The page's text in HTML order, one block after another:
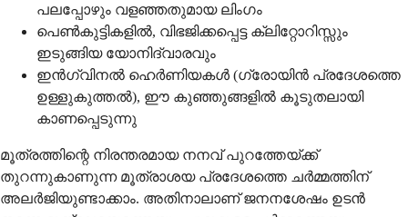
പലപ്പോഴും വളഞ്ഞതുമായ ലിംഗം
പെണ്‍കുട്ടികളില്‍, വിഭജിക്കപ്പെട്ട ക്ലിറ്റോറിസ്സും
ഇടുങ്ങിയ യോനിദ്വാരവും
ഇന്‍ഗ്വിനല്‍ ഹെര്‍ണിയകള്‍ (ഗ്രോയിന്‍ പ്രദേശത്തെ
ഉള്ളുകുത്തല്‍), ഈ കുഞ്ഞുങ്ങളില്‍ കൂടുതലായി
കാണപ്പെടുന്നു
മൂത്രത്തിന്റെ നിരന്തരമായ നനവ് പുറത്തേയ്ക്ക്
തുറന്നുകാണുന്ന മൂത്രാശയ പ്രദേശത്തെ ചര്‍മ്മത്തിന്
അലര്‍ജിയുണ്ടാക്കാം. അതിനാലാണ് ജനനശേഷം ഉടന്‍